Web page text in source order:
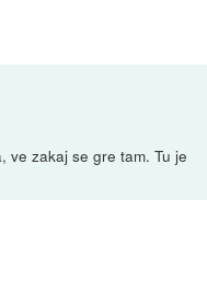
ve zakaj se gre tam. Tu je